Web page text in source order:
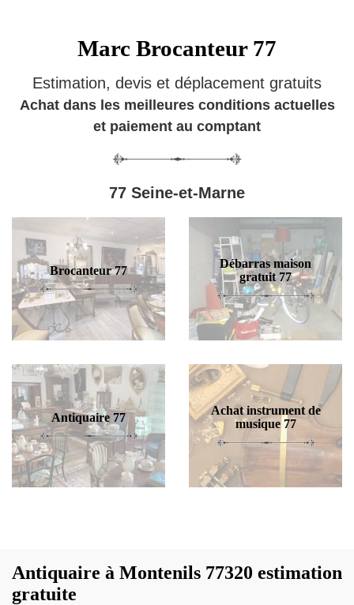
Marc Brocanteur 77
Estimation, devis et déplacement gratuits
Achat dans les meilleures conditions actuelles
et paiement au comptant
77 Seine-et-Marne
Brocanteur 77
Débarras maison
gratuit 77
Antiquaire 77
Achat instrument de
musique 77
Antiquaire à Montenils 77320 estimation
gratuite